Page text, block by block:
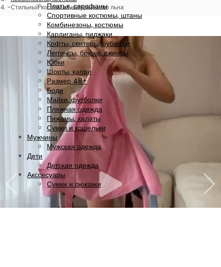
Платья, сарафаны
Спортивные костюмы, штаны
Комбинезоны, костюмы
Кардиганы, пиджаки
Кофты, свитеры, рубашки
Леггинсы, брюки, джинсы
Юбки
Шорты, капри
Размер 48+
Боди
Майки, футболки
Пляжная одежда
Пижамы, халаты
Сумки и кошельки
Мужчины
Мужская одежда
Дети
Детская одежда
Акссесуары
Сумки и рюкзаки
Стильный костюм из натурального льна